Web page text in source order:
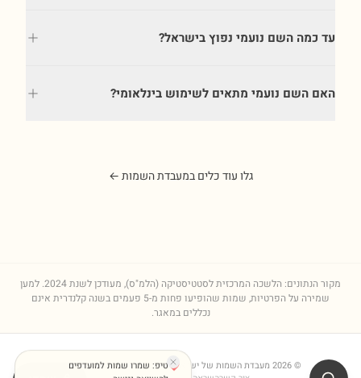
עד כמה השם נועמי נפוץ בישראל?
האם השם נועמי מתאים לשימוש בינלאומי?
גלו עוד כלים במעבדת השמות ←
מקור הנתונים: הלשכה המרכזית לסטטיסטיקה (הלמ"ס), מעודכן לשנת2024. למען
שמירה על הפרטיות, שמות שהופיעו פחות מ-5 פעמים בשנה קלנדרית אינם
נכללים במאגר.
©
2026 מעבדת השמות של ישראל| מגמות, פירושים וסטטיסטיקות
טיפ: שמרו שמות למועדפים